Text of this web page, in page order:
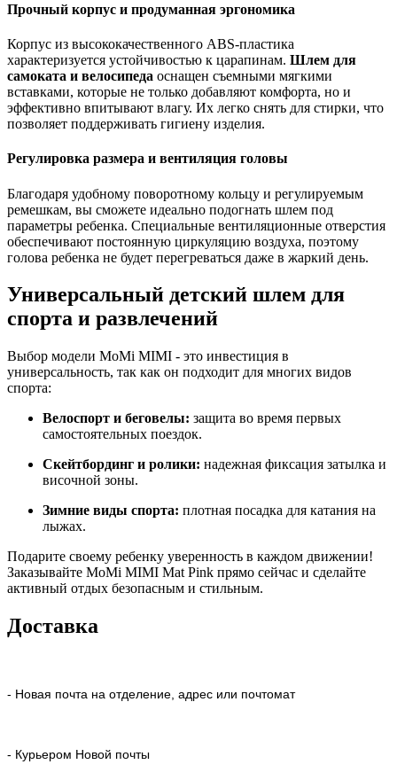
Прочный корпус и продуманная эргономика
Корпус из высококачественного ABS-пластика
характеризуется устойчивостью к царапинам. Шлем для
самоката и велосипеда оснащен съемными мягкими
вставками, которые не только добавляют комфорта, но и
эффективно впитывают влагу. Их легко снять для стирки, что
позволяет поддерживать гигиену изделия.
Регулировка размера и вентиляция головы
Благодаря удобному поворотному кольцу и регулируемым
ремешкам, вы сможете идеально подогнать шлем под
параметры ребенка. Специальные вентиляционные отверстия
обеспечивают постоянную циркуляцию воздуха, поэтому
голова ребенка не будет перегреваться даже в жаркий день.
Универсальный детский шлем для
спорта и развлечений
Выбор модели MoMi MIMI - это инвестиция в
универсальность, так как он подходит для многих видов
спорта:
Велоспорт и беговелы: защита во время первых
самостоятельных поездок.
Скейтбординг и ролики: надежная фиксация затылка и
височной зоны.
Зимние виды спорта: плотная посадка для катания на
лыжах.
Подарите своему ребенку уверенность в каждом движении!
Заказывайте MoMi MIMI Mat Pink прямо сейчас и сделайте
активный отдых безопасным и стильным.
Доставка
- Новая почта на отделение, адрес или почтомат
- Курьером Новой почты